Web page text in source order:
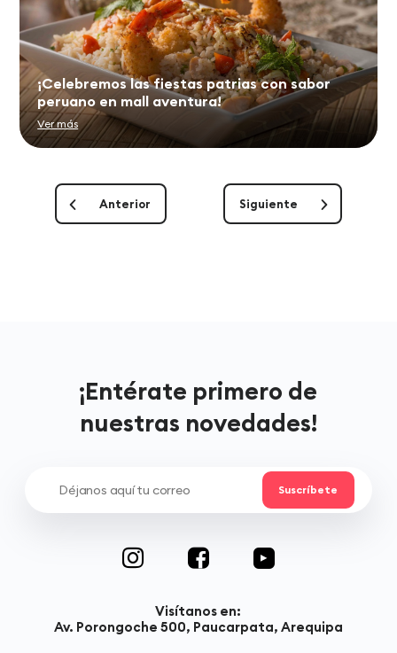
¡Celebremos las fiestas patrias con sabor
peruano en mall aventura!
Ver más
Anterior Siguiente
¡Entérate primero de
nuestras novedades!
Visítanos en:
Av. Porongoche 500, Paucarpata, Arequipa